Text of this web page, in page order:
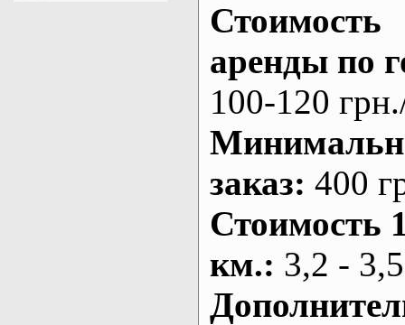
Стоимость
аренды по
100-120
заказ: 400
Стоимость
км.: 3,2 -